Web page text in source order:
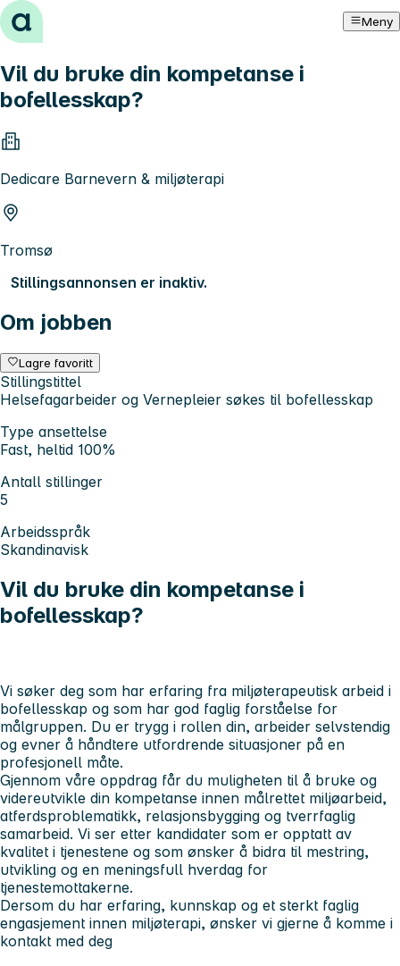
Hopp til innhold Meny
Vil du bruke din kompetanse i
bofellesskap?
Dedicare Barnevern & miljøterapi
Tromsø
Stillingsannonsen er inaktiv.
Om jobben
Lagre favoritt
Stillingstittel
Helsefagarbeider og Vernepleier søkes til bofellesskap
Type ansettelse
Fast, heltid 100%
Antall stillinger
5
Arbeidsspråk
Skandinavisk
Vil du bruke din kompetanse i
bofellesskap?
Vi søker deg som har erfaring fra miljøterapeutisk arbeid i
bofellesskap og som har god faglig forståelse for
målgruppen. Du er trygg i rollen din, arbeider selvstendig
og evner å håndtere utfordrende situasjoner på en
profesjonell måte.
Gjennom våre oppdrag får du muligheten til å bruke og
videreutvikle din kompetanse innen målrettet miljøarbeid,
atferdsproblematikk, relasjonsbygging og tverrfaglig
samarbeid. Vi ser etter kandidater som er opptatt av
kvalitet i tjenestene og som ønsker å bidra til mestring,
utvikling og en meningsfull hverdag for
tjenestemottakerne.
Dersom du har erfaring, kunnskap og et sterkt faglig
engasjement innen miljøterapi, ønsker vi gjerne å komme i
kontakt med deg